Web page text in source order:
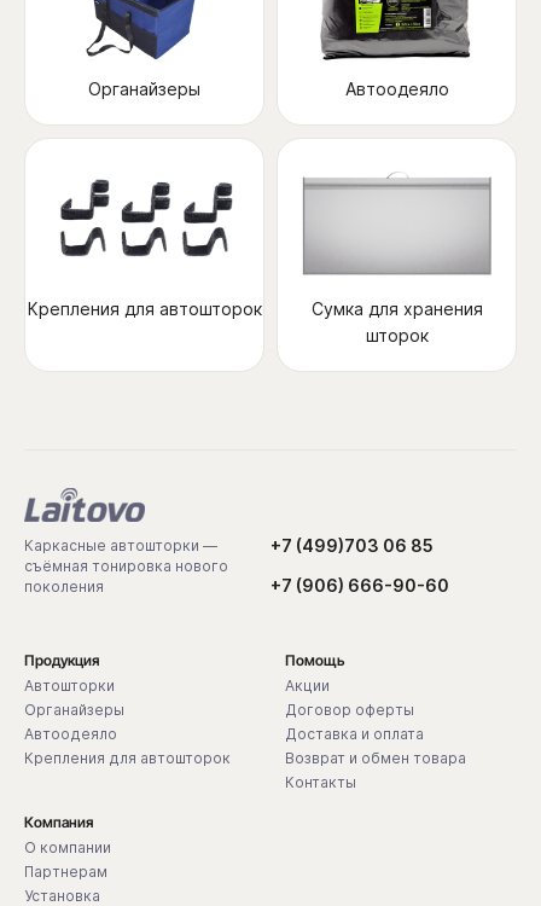
Органайзеры Автоодеяло
Крепления для автошторок
Сумка для хранения
шторок
Каркасные автошторки —
съёмная тонировка нового
поколения
+7 (499)703 06 85
+7 (906) 666-90-60
Продукция
Автошторки
Органайзеры
Автоодеяло
Крепления для автошторок
Компания
О компании
Партнерам
Установка
Помощь
Акции
Договор оферты
Доставка и оплата
Возврат и обмен товара
Контакты